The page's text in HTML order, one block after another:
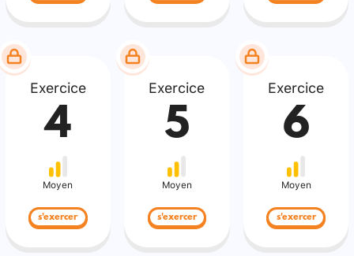
Exercice
4
Moyen
s'exercer
Exercice
5
Moyen
s'exercer
Exercice
6
Moyen
s'exercer